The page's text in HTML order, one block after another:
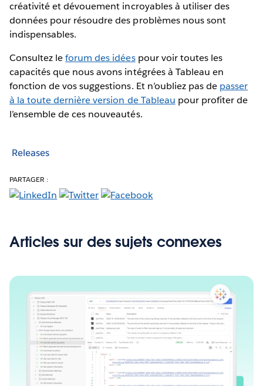
créativité et dévouement incroyables à utiliser des
données pour résoudre des problèmes nous sont
indispensables.
Consultez leforum des idéespour voir toutes les
capacités que nous avons intégrées à Tableau en
fonction de vos suggestions. Et n’oubliez pas de passer
à la toute dernière version de Tableau pour profiter de
l’ensemble de ces nouveautés.
Releases
PARTAGER :
Articles sur des sujets connexes